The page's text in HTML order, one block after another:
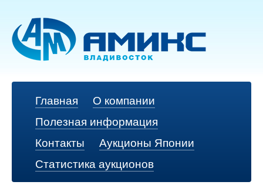
Главная
О компании
Полезная информация
Контакты
Аукционы Японии
Статистика аукционов